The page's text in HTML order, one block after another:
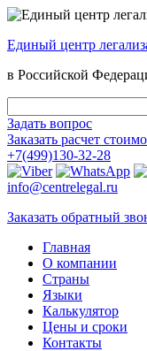
Единый центр
в Российской
Задать вопрос
Заказать расчет
+7(499)130-32-28
info@centrelegal.ru
Заказать обратный
Главная
О компании
Страны
Языки
Калькулятор
Цены и сроки
Контакты